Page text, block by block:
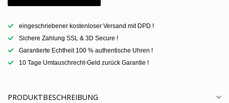
eingeschriebener kostenloser Versand mit DPD !
Sichere Zahlung SSL & 3D Secure !
Garantierte Echtheit 100 % authentische Uhren !
10 Tage Umtauschrecht-Geld zurück Garantie !
PRODUKTBESCHREIBUNG